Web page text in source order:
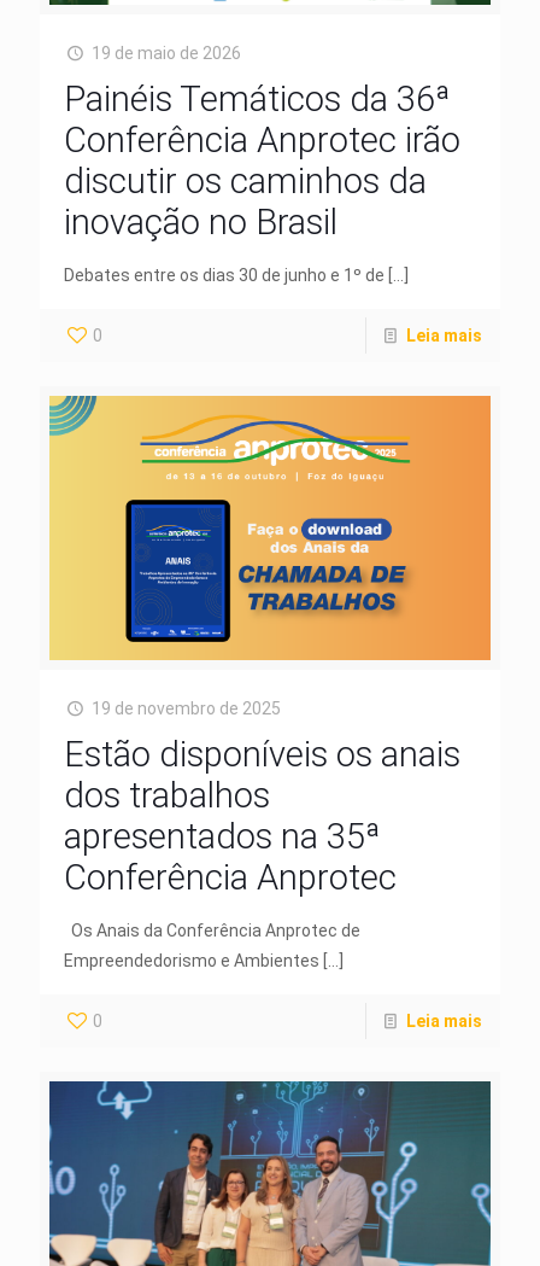
19 de maio de 2026
Painéis Temáticos da 36ª
Conferência Anprotec irão
discutir os caminhos da
inovação no Brasil
Debates entre os dias 30 de junho e 1º de
0 Leia mais
19 de novembro de 2025
Estão disponíveis os anais
dos trabalhos
apresentados na 35ª
Conferência Anprotec
Os Anais da Conferência Anprotec de
Empreendedorismo e Ambientes […]
0 Leia mais